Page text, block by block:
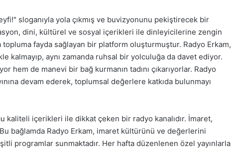
sloganıyla yola çıkmış ve buvizyonunu pekiştirecek bir
dini, kültürel ve sosyal içerikleri ile dinleyicilerine zengin
topluma fayda sağlayan bir platform oluşturmuştur. Radyo Erkam,
kalmayıp, aynı zamanda ruhsal bir yolculuğa da davet ediyor.
hem de manevi bir bağ kurmanın tadını çıkarıyorlar. Radyo
devam ederek, toplumsal değerlere katkıda bulunmayı
kaliteli içerikleri ile dikkat çeken bir radyo kanalıdır. İmaret,
bağlamda Radyo Erkam, imaret kültürünü ve değerlerini
programlar sunmaktadır. Her hafta düzenlenen özel yayınlarla